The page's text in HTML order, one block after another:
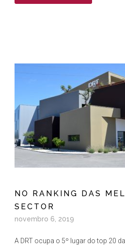
NO RANKING DAS
SECTOR
novembro 6, 2019
A DRT ocupa o 5º lugar do top 20